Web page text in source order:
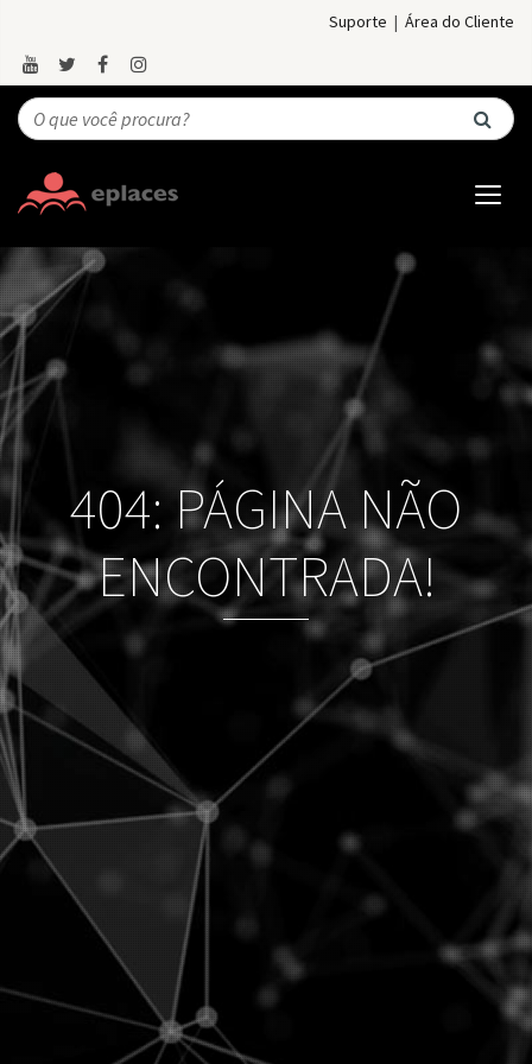
Suporte | Área do Cliente
404: PÁGINA NÃO
ENCONTRADA!